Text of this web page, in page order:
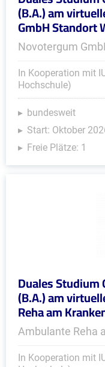
(B.A.) am
GmbH Standort
Novotergum
In Kooperation mit
Hochschule)
bundesweit
Start: Oktober
Freie Plätze: 1
Duales
(B.A.) am
Reha am
Ambulante Reha
In Kooperation mit